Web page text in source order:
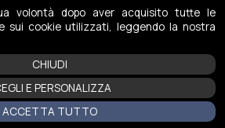
policy-Cookies policy| Tailor made byeWeb
volontà dopo aver acquisito tutte le
sui cookie utilizzati, leggendo la nostra
CHIUDI
E PERSONALIZZA
ACCETTA TUTTO